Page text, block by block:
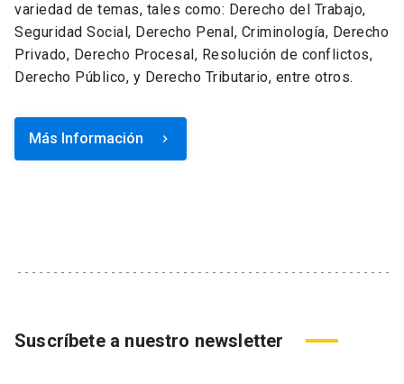
variedad de temas, tales como: Derecho del Trabajo,
Seguridad Social, Derecho Penal, Criminología, Derecho
Privado, Derecho Procesal, Resolución de conflictos,
Derecho Público, y Derecho Tributario, entre otros.
Más Información keyboard_arrow_right
Suscríbete a nuestro newsletter